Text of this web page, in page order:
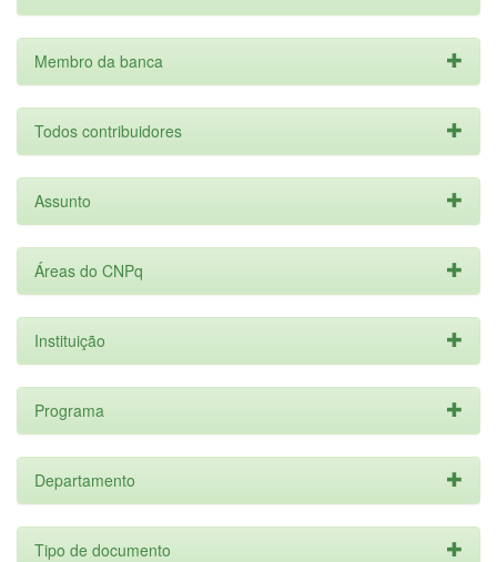
Membro da banca
Todos contribuidores
Assunto
Áreas do CNPq
Instituição
Programa
Departamento
Tipo de documento